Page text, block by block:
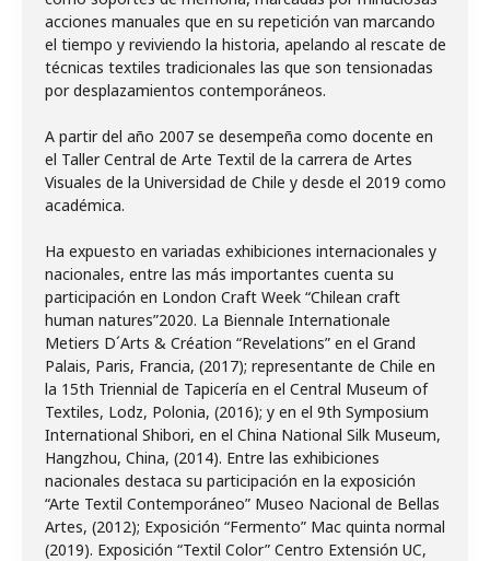
acciones manuales que en su repetición van marcando
el tiempo y reviviendo la historia, apelando al rescate de
técnicas textiles tradicionales las que son tensionadas
por desplazamientos contemporáneos.
A partir del año 2007 se desempeña como docente en
el Taller Central de Arte Textil de la carrera de Artes
Visuales de la Universidad de Chile y desde el 2019 como
académica.
Ha expuesto en variadas exhibiciones internacionales y
nacionales, entre las más importantes cuenta su
participación en London Craft Week “Chilean craft
human natures”2020. La Biennale Internationale
Metiers D´Arts & Création “Revelations” en el Grand
Palais, Paris, Francia, (2017); representante de Chile en
la 15th Triennial de Tapicería en el Central Museum of
Textiles, Lodz, Polonia, (2016); y en el 9th Symposium
International Shibori, en el China National Silk Museum,
Hangzhou, China, (2014). Entre las exhibiciones
nacionales destaca su participación en la exposición
“Arte Textil Contemporáneo” Museo Nacional de Bellas
Artes, (2012); Exposición “Fermento” Mac quinta normal
(2019). Exposición “Textil Color” Centro Extensión UC,